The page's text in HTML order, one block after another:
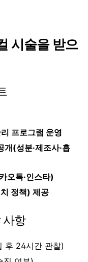
시술을 받으
프로그램 운영
(성분·제조사·흡
오톡·인스타)
정책) 제공
사항
후 24시간 관찰)